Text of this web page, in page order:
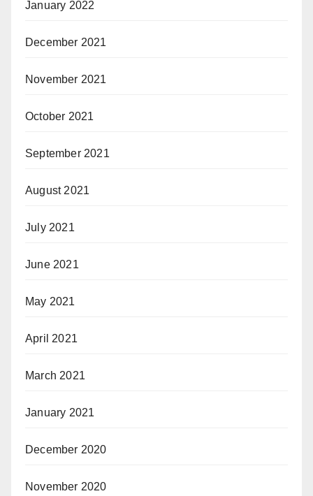
January 2022
December 2021
November 2021
October 2021
September 2021
August 2021
July 2021
June 2021
May 2021
April 2021
March 2021
January 2021
December 2020
November 2020